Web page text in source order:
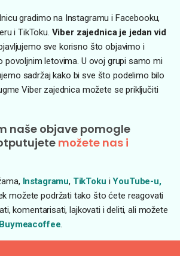
gradimo na Instagramu i Facebooku,
i TikToku. Viber zajednica je jedan vid
sve korisno što objavimo i
povoljnim letovima. U ovoj grupi samo mi
sadržaj kako bi sve što podelimo bilo
Viber zajednica možete se priključiti
naše objave pomogle
možete nas i
Instagramu, TikToku iYouTube-u,
možete podržati tako što ćete reagovati
komentarisati, lajkovati i deliti, ali možete
Buymeacoffee